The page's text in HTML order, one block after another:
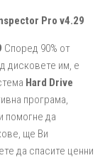
Pro v4.29
Според 90% от
дисковете им, е
Hard Drive
програма,
помогне да
ще Ви
да спасите ценни